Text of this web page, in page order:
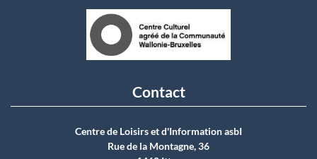
Contact
Centre de Loisirs et d'Information asbI
Rue de la Montagne, 36